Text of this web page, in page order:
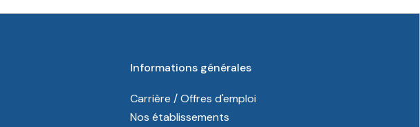
Informations générales
Carrière / Offres d'emploi
Nos établissements